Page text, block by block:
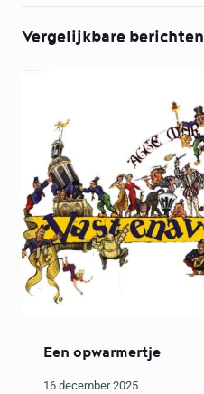
Vergelijkbare berichten
Een opwarmertje
16 december 2025